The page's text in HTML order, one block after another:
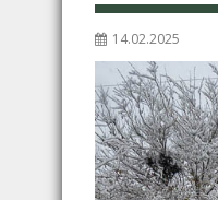
14.02.2025